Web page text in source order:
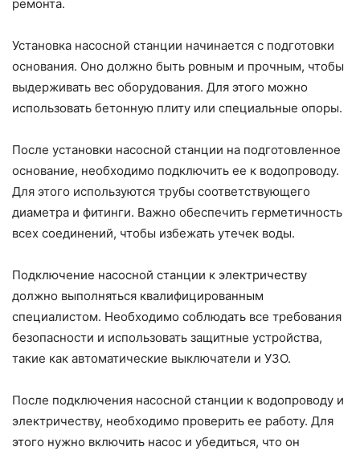
ремонта.
Установка насосной станции начинается с подготовки
основания. Оно должно быть ровным и прочным, чтобы
выдерживать вес оборудования. Для этого можно
использовать бетонную плиту или специальные опоры.
После установки насосной станции на подготовленное
основание, необходимо подключить ее к водопроводу.
Для этого используются трубы соответствующего
диаметра и фитинги. Важно обеспечить герметичность
всех соединений, чтобы избежать утечек воды.
Подключение насосной станции к электричеству
должно выполняться квалифицированным
специалистом. Необходимо соблюдать все требования
безопасности и использовать защитные устройства,
такие как автоматические выключатели и УЗО.
После подключения насосной станции к водопроводу и
электричеству, необходимо проверить ее работу. Для
этого нужно включить насос и убедиться, что он